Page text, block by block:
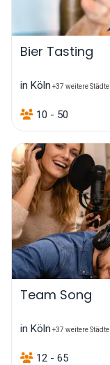
Bier Tasting
in Köln +37 weitere Städte
10 - 50
Team Song
in Köln +37 weitere Städte
12 - 65